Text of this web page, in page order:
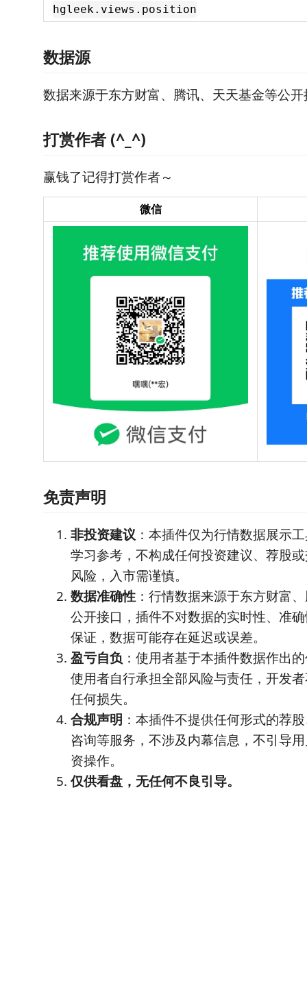
hgleek.views.position
数据源
数据来源于东方财富、腾讯、天天基金等公
打赏作者 (^_^)
赢钱了记得打赏作者～
微信
免责声明
非投资建议 ：本插件仅为行情数据展示
学习参考，不构成任何投资建议、荐股
风险，入市需谨慎。
数据准确性 ：行情数据来源于东方财富
公开接口，插件不对数据的实时性、准
保证，数据可能存在延迟或误差。
盈亏自负 ：使用者基于本插件数据作出
使用者自行承担全部风险与责任，开发
任何损失。
合规声明 ：本插件不提供任何形式的荐
咨询等服务，不涉及内幕信息，不引导
资操作。
仅供看盘，无任何不良引导。